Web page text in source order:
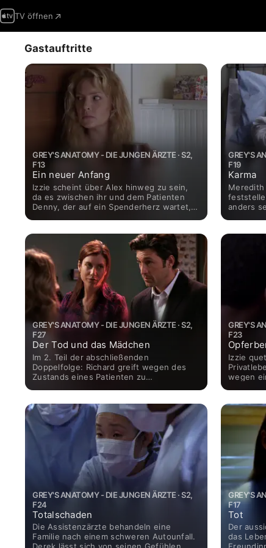
TV öffnen
Gastauftritte
GREY'S ANATOMY - DIE JUNGEN ÄRZTE · S2,
F13
Ein neuer Anfang
Izzie scheint über Alex hinweg zu sein,
da es zwischen ihr und dem Patienten
Denny, der auf ein Spenderherz wartet,
GREY'S
F19
Karma
Meredith
anders
wegen
vor und
Denny
GREY'S ANATOMY - DIE JUNGEN ÄRZTE · S2,
F27
Der Tod und das Mädchen
Im 2. Teil der abschließenden
Doppelfolge: Richard greift wegen des
Zustands eines Patienten zu
und Meredith und Derek treffen sich
wegen Doc.
GREY'S
F23
Izzie
wegen
GREY'S ANATOMY - DIE JUNGEN ÄRZTE · S2,
F24
Totalschaden
Die Assistenzärzte behandeln eine
Familie nach einem schweren Autounfall.
GREY'S
F17
Tot
Der
das